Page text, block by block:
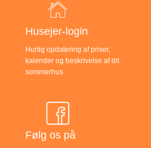
Husejer-login
Hurtig opdatering af priser,
kalender og beskrivelse af dit
sommerhus
Følg os på